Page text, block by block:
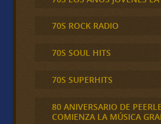
70S ROCK RADIO
70S SOUL HITS
70S SUPERHITS
80 ANIVERSARIO DE
COMIENZA LA MÚSICA